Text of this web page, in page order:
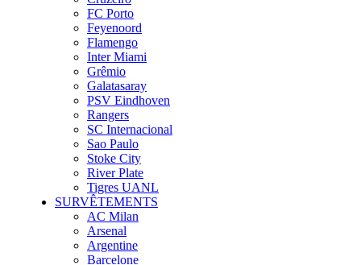
FC Porto
Feyenoord
Flamengo
Inter Miami
Grêmio
Galatasaray
PSV Eindhoven
Rangers
SC Internacional
Sao Paulo
Stoke City
River Plate
Tigres UANL
SURVÊTEMENTS
AC Milan
Arsenal
Argentine
Barcelone